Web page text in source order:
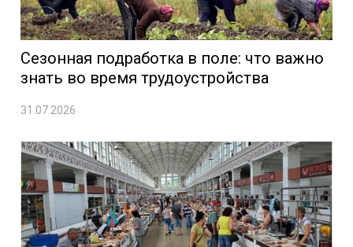
Сезонная подработка в поле: что важно
знать во время трудоустройства
31.07.2026